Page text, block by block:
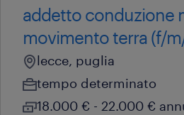
addetto conduzione
movimento terra (f/
lecce, puglia
tempo determinato
18.000 € - 22.000 €